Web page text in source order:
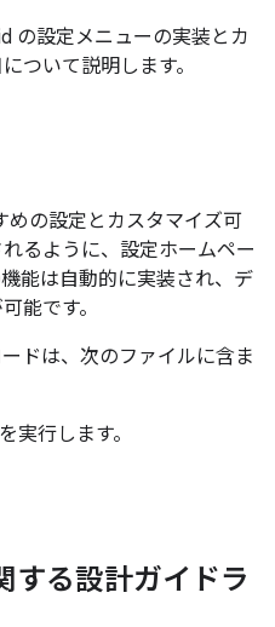
の設定メニューの実装とカ
ついて説明します。
めの設定とカスタマイズ可
るように、設定ホームペー
能は自動的に実装され、デ
能です。
ドは、次のファイルに含ま
を実行します。
る設計ガイドラ